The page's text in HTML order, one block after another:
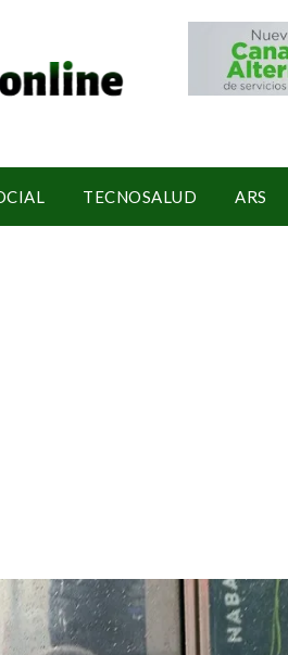
TECNOSALUD ARS